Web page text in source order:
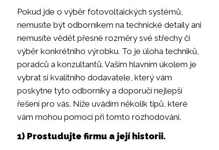
Pokud jde o výběr fotovoltaických systémů,
nemusíte být odborníkem na technické detaily ani
nemusíte vědět přesné rozměry své střechy či
výběr konkrétního výrobku. To je úloha techniků,
poradců a konzultantů. Vaším hlavním úkolem je
vybrat si kvalitního dodavatele, který vám
poskytne tyto odborníky a doporučí nejlepší
řešení pro vás. Níže uvádím několik tipů, které
vám mohou pomoci při tomto rozhodování.
1) Prostudujte firmu a její historii.